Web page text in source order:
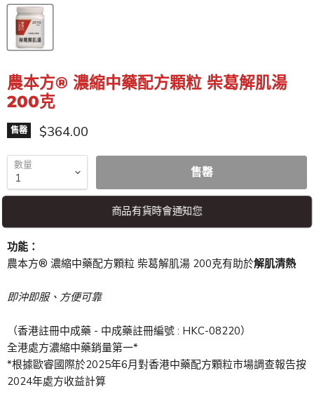
農本方® 濃縮中藥配方顆粒 柴葛解肌湯
200克
售罄 特價
$364.00
數量 售罄
商品有貨時會通知您
功能：
農本方® 濃縮中藥配方顆粒 柴葛解肌湯 200克有助於解肌清熱
即沖即服、方便可靠
（香港註冊中成藥 - 中成藥註冊編號 : HKC-08220）
全港處方濃縮中藥銷量第一*
*根據歐睿國際於2025年6月對香港中藥配方顆粒市場調查報告按
2024年處方收益計算